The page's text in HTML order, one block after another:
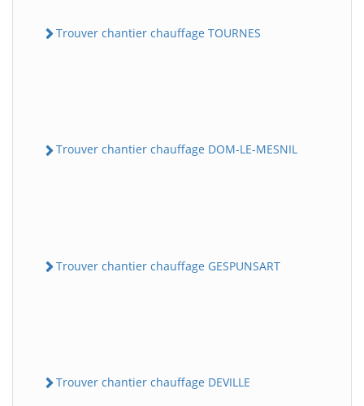
Trouver chantier chauffage TOURNES
Trouver chantier chauffage DOM-LE-MESNIL
Trouver chantier chauffage GESPUNSART
Trouver chantier chauffage DEVILLE